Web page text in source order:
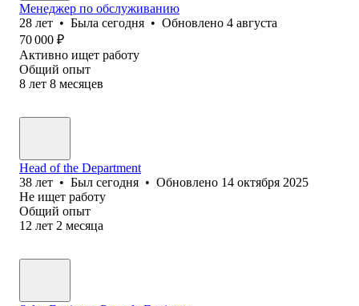
Менеджер по обслуживанию
28 лет • Была сегодня • Обновлено 4 августа
70 000 ₽
Активно ищет работу
Общий опыт
8 лет 8 месяцев
Head of the Department
38 лет • Был сегодня • Обновлено 14 октября 2025
Не ищет работу
Общий опыт
12 лет 2 месяца